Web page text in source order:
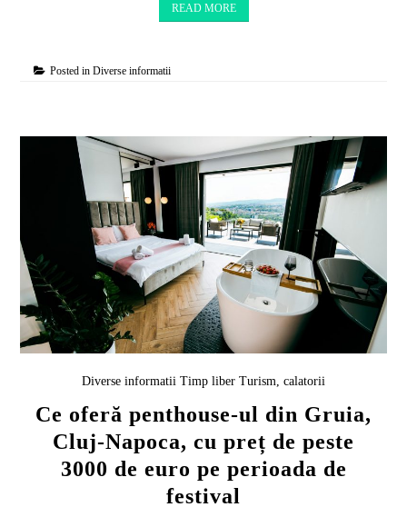
READ MORE
Posted inDiverse informatii
Diverse informatii Timp liber Turism, calatorii
Ce oferă penthouse-ul din Gruia,
Cluj-Napoca, cu preț de peste
3000 de euro pe perioada de
festival